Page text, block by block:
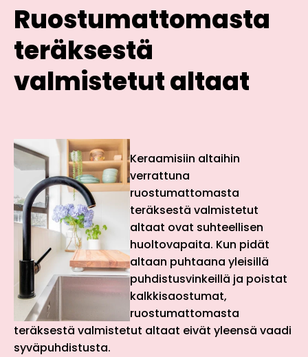
Ruostumattomasta
teräksestä
valmistetut altaat
Keraamisiin altaihin
verrattuna
ruostumattomasta
teräksestä valmistetut
altaat ovat suhteellisen
huoltovapaita. Kun pidät
altaan puhtaana yleisillä
puhdistusvinkeillä ja poistat
kalkkisaostumat,
ruostumattomasta
teräksestä valmistetut altaat eivät yleensä vaadi
syväpuhdistusta.